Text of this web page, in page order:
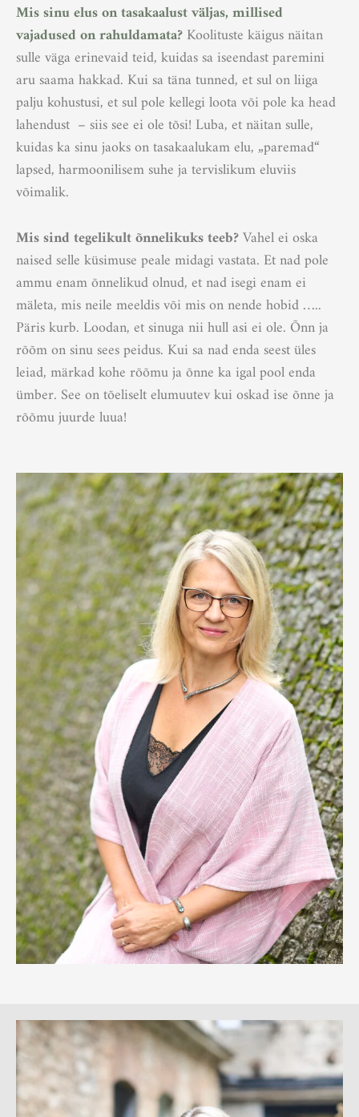
Mis sinu elus on tasakaalust väljas, millised
vajadused on rahuldamata?Koolituste käigus näitan
sulle väga erinevaid teid, kuidas sa iseendast paremini
aru saama hakkad. Kui sa täna tunned, et sul on liiga
palju kohustusi, et sul pole kellegi loota või pole ka head
lahendust – siis see ei ole tõsi! Luba, et näitan sulle,
kuidas ka sinu jaoks on tasakaalukam elu, „paremad“
lapsed, harmoonilisem suhe ja tervislikum eluviis
võimalik.
Mis sind tegelikult õnnelikuks teeb?Vahel ei oska
naised selle küsimuse peale midagi vastata. Et nad pole
ammu enam õnnelikud olnud, et nad isegi enam ei
mäleta, mis neile meeldis või mis on nende hobid …..
Päris kurb. Loodan, et sinuga nii hull asi ei ole. Õnn ja
rõõm on sinu sees peidus. Kui sa nad enda seest üles
leiad, märkad kohe rõõmu ja õnne ka igal pool enda
ümber. See on tõeliselt elumuutev kui oskad ise õnne ja
rõõmu juurde luua!